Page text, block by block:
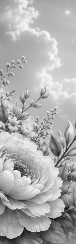
ง อบต.
ค้นหา